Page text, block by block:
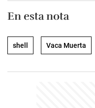
En esta nota
shell Vaca Muerta